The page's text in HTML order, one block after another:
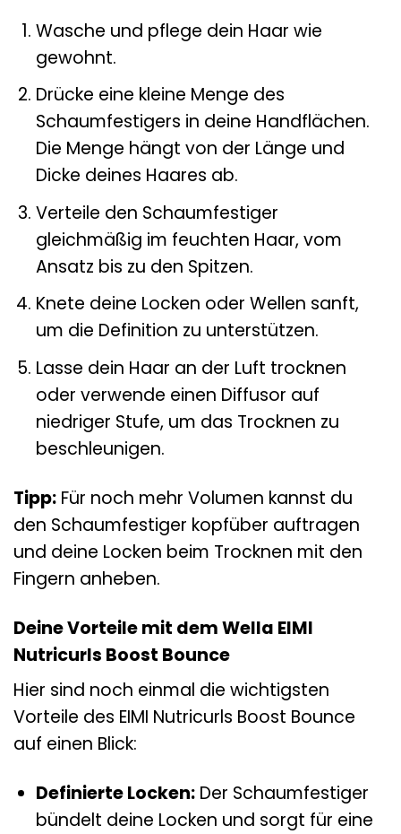
Wasche und pflege dein Haar wie
gewohnt.
Drücke eine kleine Menge des
Schaumfestigers in deine Handflächen.
Die Menge hängt von der Länge und
Dicke deines Haares ab.
Verteile den Schaumfestiger
gleichmäßig im feuchten Haar, vom
Ansatz bis zu den Spitzen.
Knete deine Locken oder Wellen sanft,
um die Definition zu unterstützen.
Lasse dein Haar an der Luft trocknen
oder verwende einen Diffusor auf
niedriger Stufe, um das Trocknen zu
beschleunigen.
Tipp: Für noch mehr Volumen kannst du
den Schaumfestiger kopfüber auftragen
und deine Locken beim Trocknen mit den
Fingern anheben.
Deine Vorteile mit dem Wella EIMI
Nutricurls Boost Bounce
Hier sind noch einmal die wichtigsten
Vorteile des EIMI Nutricurls Boost Bounce
auf einen Blick:
Definierte Locken:Der Schaumfestiger
bündelt deine Locken und sorgt für eine